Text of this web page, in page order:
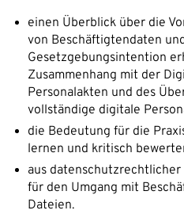
einen Überblick über die
von Beschäftigtendaten
Gesetzgebungsintention
Zusammenhang mit der
Personalakten und des
vollständige digitale
die Bedeutung für die
lernen und kritisch
aus
für den Umgang mit
Dateien.